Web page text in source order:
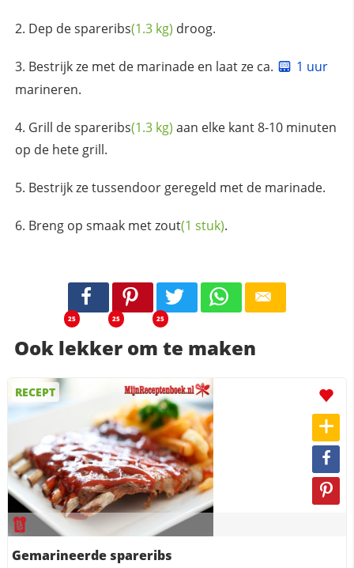
Dep despareribs(1.3 kg) droog.
Bestrijk ze met de marinade en laat ze ca.
1 uur
marineren.
Grill despareribs(1.3 kg) aan elke kant 8-10 minuten
op de hete grill.
Bestrijk ze tussendoor geregeld met de marinade.
Breng op smaak metzout(1 stuk).
25 25 25
Ook lekker om te maken
RECEPT
Gemarineerde spareribs